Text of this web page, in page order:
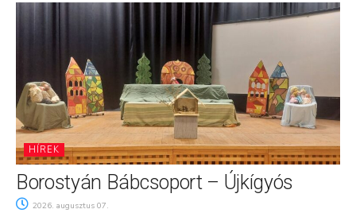
HÍREK
Borostyán Bábcsoport – Újkígyós
2026. augusztus 07.